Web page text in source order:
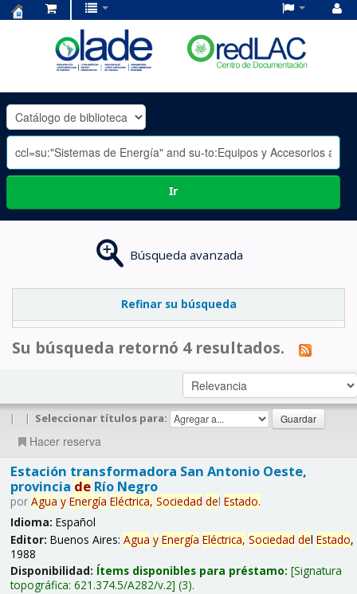
OLADE
-
Ir
Búsqueda avanzada
Refinar su búsqueda
Su búsqueda retornó 4 resultados.
| | Seleccionar títulos para:
Hacer reserva
Estación transformadora San Antonio Oeste,
provincia deRío Negro
por Agua y Energía Eléctrica, Sociedad del Estado.
Idioma: Español
Editor: Buenos Aires: Agua y Energía Eléctrica, Sociedad del Estado,
1988
Disponibilidad: Ítems disponibles para préstamo: Signatura
topográfica: 621.374.5/A282/v.2 (3).